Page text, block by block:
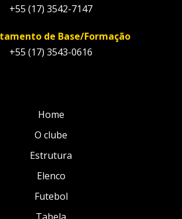
+55 (17) 3542-7147
de Base/Formação
+55 (17) 3543-0616
Home
O clube
Estrutura
Elenco
Futebol